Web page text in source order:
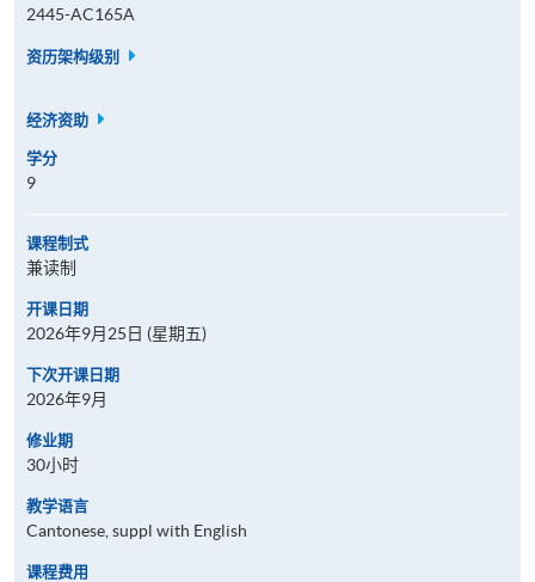
2445-AC165A
资历架构级别
经济资助
学分
9
课程制式
兼读制
开课日期
2026年9月25日 (星期五)
下次开课日期
2026年9月
修业期
30小时
教学语言
Cantonese, suppl with English
课程费用